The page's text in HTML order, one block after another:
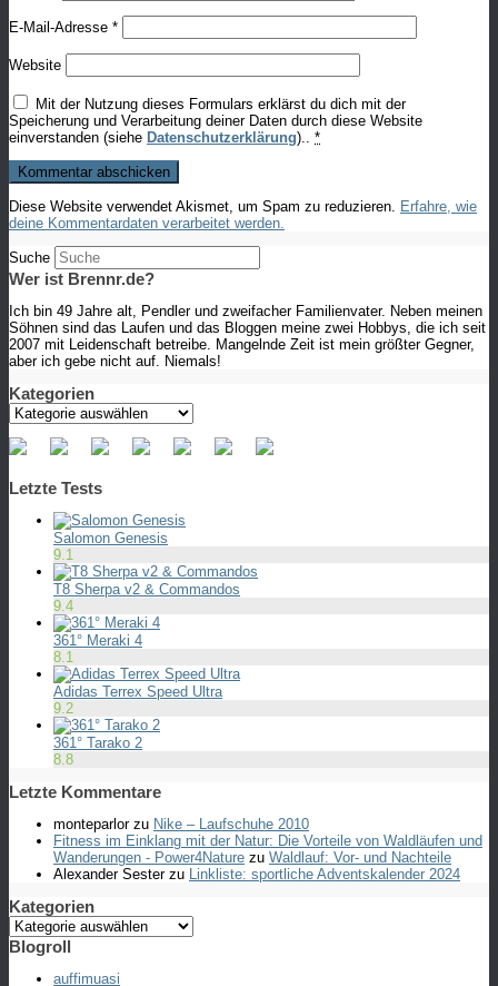
E-Mail-Adresse *
Website
Mit der Nutzung dieses Formulars erklärst du dich mit der
Speicherung und Verarbeitung deiner Daten durch diese Website
einverstanden (siehe Datenschutzerklärung).. *
Diese Website verwendet Akismet, um Spam zu reduzieren. Erfahre, wie
deine Kommentardaten verarbeitet werden.
Suche
Wer ist Brennr.de?
Ich bin 49 Jahre alt, Pendler und zweifacher Familienvater. Neben meinen
Söhnen sind das Laufen und das Bloggen meine zwei Hobbys, die ich seit
2007 mit Leidenschaft betreibe. Mangelnde Zeit ist mein größter Gegner,
aber ich gebe nicht auf. Niemals!
Kategorien
Kategorien
Letzte Tests
Salomon Genesis
9.1
T8 Sherpa v2 & Commandos
9.4
361° Meraki 4
8.1
Adidas Terrex Speed Ultra
9.2
361° Tarako 2
8.8
Letzte Kommentare
monteparlorzu Nike – Laufschuhe 2010
Fitness im Einklang mit der Natur: Die Vorteile von Waldläufen und
Wanderungen - Power4Nature zu Waldlauf: Vor- und Nachteile
Alexander Sesterzu Linkliste: sportliche Adventskalender 2024
Kategorien
Kategorien
Blogroll
auffimuasi